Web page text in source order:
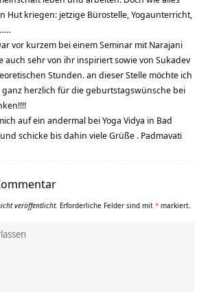
Hut kriegen: jetzige Bürostelle, Yogaunterricht,
vor kurzem bei einem Seminar mit Narajani
auch sehr von ihr inspiriert sowie von Sukadev
Stunden. an dieser Stelle möchte ich
ganz herzlich für die geburtstagswünsche bei
auf ein andermal bei Yoga Vidya in Bad
schicke bis dahin viele Grüße . Padmavati
veröffentlicht. Erforderliche Felder sind mit * markiert.